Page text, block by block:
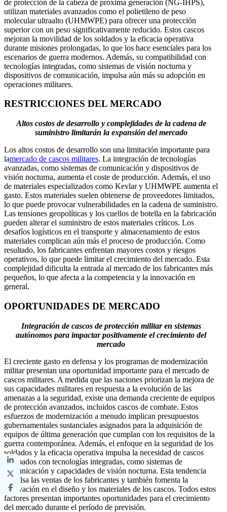
de protección de la cabeza de próxima generación (NG-IHPS),
utilizan materiales avanzados como el polietileno de peso
molecular ultraalto (UHMWPE) para ofrecer una protección
superior con un peso significativamente reducido. Estos cascos
mejoran la movilidad de los soldados y la eficacia operativa
durante misiones prolongadas, lo que los hace esenciales para los
escenarios de guerra modernos. Además, su compatibilidad con
tecnologías integradas, como sistemas de visión nocturna y
dispositivos de comunicación, impulsa aún más su adopción en
operaciones militares.
RESTRICCIONES DEL MERCADO
Altos costos de desarrollo y complejidades de la cadena de
suministro limitarán la expansión del mercado
Los altos costos de desarrollo son una limitación importante para
lamercado de cascos militares. La integración de tecnologías
avanzadas, como sistemas de comunicación y dispositivos de
visión nocturna, aumenta el coste de producción. Además, el uso
de materiales especializados como Kevlar y UHMWPE aumenta el
gasto. Estos materiales suelen obtenerse de proveedores limitados,
lo que puede provocar vulnerabilidades en la cadena de suministro.
Las tensiones geopolíticas y los cuellos de botella en la fabricación
pueden alterar el suministro de estos materiales críticos. Los
desafíos logísticos en el transporte y almacenamiento de estos
materiales complican aún más el proceso de producción. Como
resultado, los fabricantes enfrentan mayores costos y riesgos
operativos, lo que puede limitar el crecimiento del mercado. Esta
complejidad dificulta la entrada al mercado de los fabricantes más
pequeños, lo que afecta a la competencia y la innovación en
general.
OPORTUNIDADES DE MERCADO
Integración de cascos de protección militar en sistemas
autónomos para impactar positivamente el crecimiento del
mercado
El creciente gasto en defensa y los programas de modernización
militar presentan una oportunidad importante para el mercado de
cascos militares. A medida que las naciones priorizan la mejora de
sus capacidades militares en respuesta a la evolución de las
amenazas a la seguridad, existe una demanda creciente de equipos
de protección avanzados, incluidos cascos de combate. Estos
esfuerzos de modernización a menudo implican presupuestos
gubernamentales sustanciales asignados para la adquisición de
equipos de última generación que cumplan con los requisitos de la
guerra contemporánea. Además, el enfoque en la seguridad de los
soldados y la eficacia operativa impulsa la necesidad de cascos
equipados con tecnologías integradas, como sistemas de
comunicación y capacidades de visión nocturna. Esta tendencia
impulsa las ventas de los fabricantes y también fomenta la
innovación en el diseño y los materiales de los cascos. Todos estos
factores presentan importantes oportunidades para el crecimiento
del mercado durante el período de previsión.